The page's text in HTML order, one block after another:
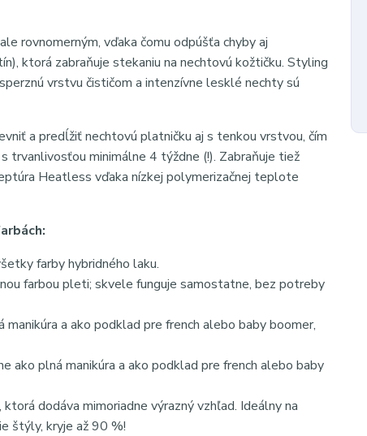
rovnomerným, vďaka čomu odpúšťa chyby aj
ktorá zabraňuje stekaniu na nechtovú kožtičku. Styling
vrstvu čističom a intenzívne lesklé nechty sú
a predĺžiť nechtovú platničku aj s tenkou vrstvou, čím
trvanlivosťou minimálne 4 týždne (!). Zabraňuje tiež
​​Heatless vďaka nízkej polymerizačnej teplote
farby hybridného laku.
farbou pleti; skvele funguje samostatne, bez potreby
a ako podklad pre french alebo baby boomer,
ako plná manikúra a ako podklad pre french alebo baby
dodáva mimoriadne výrazný vzhľad. Ideálny na
štýly, kryje až 90 %!